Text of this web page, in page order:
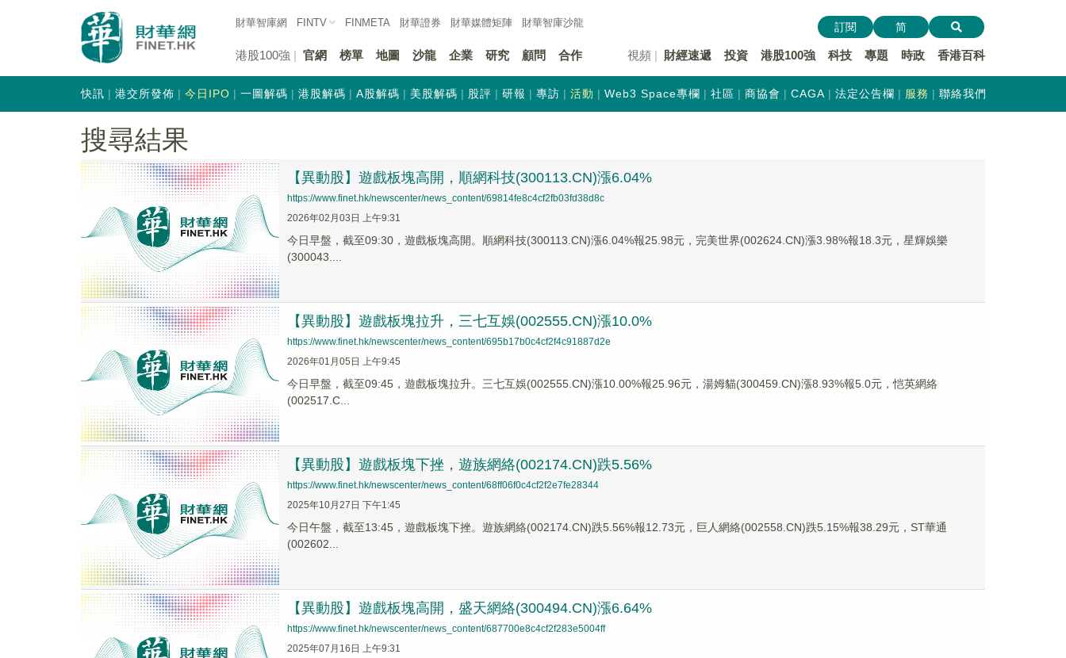
財華智庫網 FINTV FINMETA 財華證券 財華媒體矩陣 財華智庫沙龍
港股100強 官網 榜單 地圖 沙龍 企業 研究 顧問 合作 視頻 財經速遞 投資 港股100強 科技 專題 時政 香港百科
訂閱 简
快訊 港交所發佈 今日IPO 一圖解碼 港股解碼 A股解碼 美股解碼 股評 研報 專訪 活動 Web3 Space專欄 社區 商協會 CAGA 法定公告欄 服務 聯絡我們
搜尋結果
【異動股】遊戲板塊高開，順網科技(300113.CN)漲6.04%
https://www.finet.hk/newscenter/news_content/69814fe8c4cf2fb03fd38d8c
2026年02月03日 上午9:31
今日早盤，截至09:30，遊戲板塊高開。順網科技(300113.CN)漲6.04%報25.98元，完美世界(002624.CN)漲3.98%報18.3元，星輝娛樂
(300043....
【異動股】遊戲板塊拉升，三七互娛(002555.CN)漲10.0%
https://www.finet.hk/newscenter/news_content/695b17b0c4cf2f4c91887d2e
2026年01月05日 上午9:45
今日早盤，截至09:45，遊戲板塊拉升。三七互娛(002555.CN)漲10.00%報25.96元，湯姆貓(300459.CN)漲8.93%報5.0元，恺英網絡
(002517.C...
【異動股】遊戲板塊下挫，遊族網絡(002174.CN)跌5.56%
https://www.finet.hk/newscenter/news_content/68ff06f0c4cf2f2e7fe28344
2025年10月27日 下午1:45
今日午盤，截至13:45，遊戲板塊下挫。遊族網絡(002174.CN)跌5.56%報12.73元，巨人網絡(002558.CN)跌5.15%報38.29元，ST華通
(002602...
【異動股】遊戲板塊高開，盛天網絡(300494.CN)漲6.64%
https://www.finet.hk/newscenter/news_content/687700e8c4cf2f283e5004ff
2025年07月16日 上午9:31